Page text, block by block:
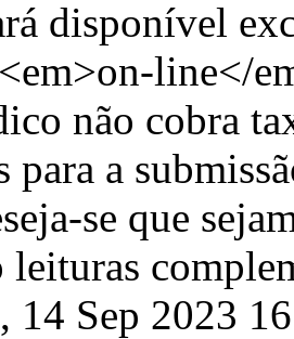
disponível
line</
não cobra
para a
se que
14 Sep 2023